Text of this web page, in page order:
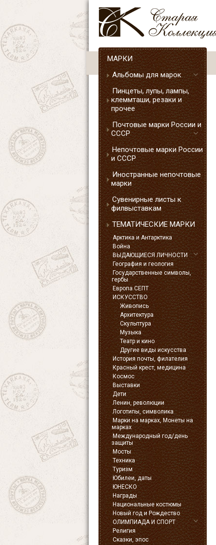
МАРКИ
Альбомы для марок
Пинцеты, лупы, лампы,
клеммташи, резаки и
прочее
Почтовые марки России и
СССР
Непочтовые марки России
и СССР
Иностранные непочтовые
марки
Сувенирные листы к
филвыставкам
ТЕМАТИЧЕСКИЕ МАРКИ
Арктика и Антарктика
Война
ВЫДАЮЩИЕСЯ ЛИЧНОСТИ
География и геология
Государственные символы,
гербы
Европа СЕПТ
ИСКУССТВО
Живопись
Архитектура
Скульптура
Музыка
Театр и кино
Другие виды искусства
История почты, филателия
Красный крест, медицина
Космос
Выставки
Дети
Ленин, революции
Логотипы, символика
Марки на марках, Монеты на
марках
Международный год/день
защиты
Мосты
Техника
Туризм
Юбилеи, даты
ЮНЕСКО
Награды
Национальные костюмы
Новый год и Рождество
ОЛИМПИАДА И СПОРТ
Религия
Сказки, эпос